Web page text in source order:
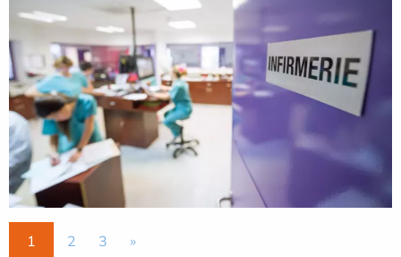
1 2 3 »